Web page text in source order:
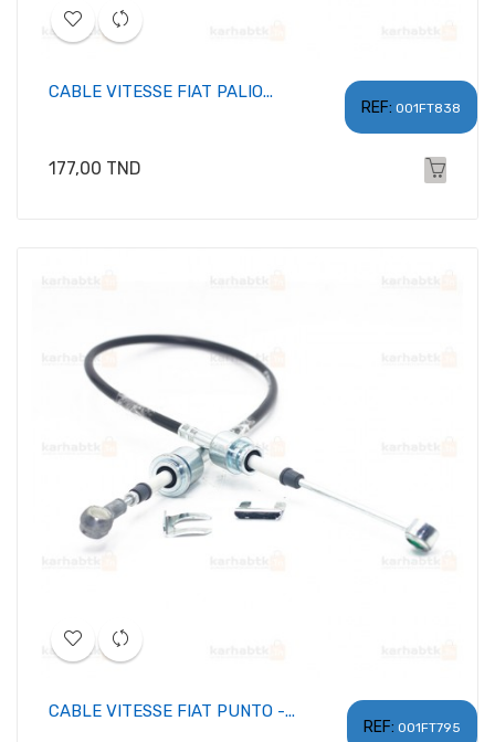
REF: 001FT838
CABLE VITESSE FIAT PALIO...
Prix
177,00 TND
REF: 001FT795
CABLE VITESSE FIAT PUNTO -...